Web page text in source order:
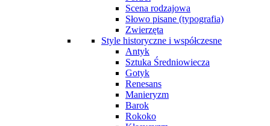
Scena rodzajowa
Słowo pisane (typografia)
Zwierzęta
Style historyczne i współczesne
Antyk
Sztuka Średniowiecza
Gotyk
Renesans
Manieryzm
Barok
Rokoko